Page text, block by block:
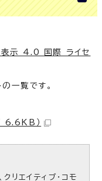
表示 4.0 国際 ライセ
一覧です。
6.6KB）
リエイティブ・コモ